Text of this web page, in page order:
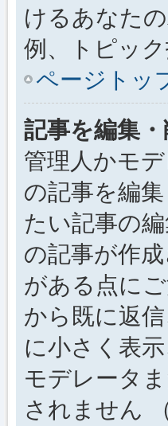
けるあなた
例、トピッ
ページトッ
記事を編集
管理人かモ
の記事を編
たい記事の
の記事が作
がある点に
から既に返
に小さく表
モデレータ
されません